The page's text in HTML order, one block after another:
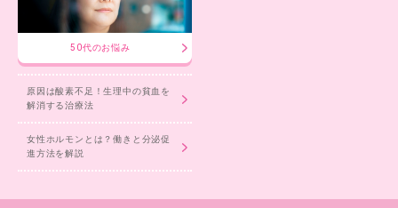
50代のお悩み
原因は酸素不足！生理中の貧血を
解消する治療法
女性ホルモンとは？働きと分泌促
進方法を解説